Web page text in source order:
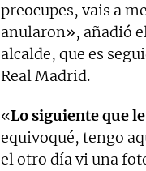
preocupes, vais a
anularon», añadió
alcalde, que es
Real Madrid.
«Lo siguiente que
equivoqué, tengo
el otro día vi una